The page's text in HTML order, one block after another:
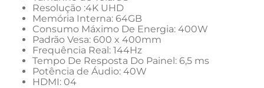
Resolução :4K UHD
Memória Interna: 64GB
Consumo Máximo De Energia: 400W
Padrão Vesa: 600 x 400mm
Frequência Real: 144Hz
Tempo De Resposta Do Painel: 6,5 ms
Potência de Áudio: 40W
HDMI: 04